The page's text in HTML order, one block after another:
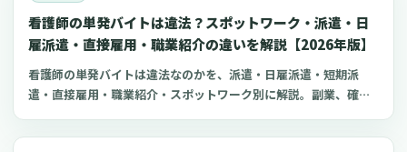
看護師の単発バイトは違法？スポットワーク・派遣・日
雇派遣・直接雇用・職業紹介の違いを解説【2026年版】
看護師の単発バイトは違法なのかを、派遣・日雇派遣・短期派
遣・直接雇用・職業紹介・スポットワーク別に解説。副業、確定
点も整理します。